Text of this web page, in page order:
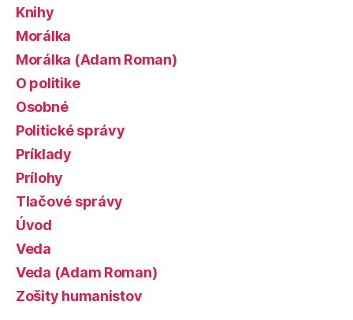
Knihy
Morálka
Morálka (Adam Roman)
O politike
Osobné
Politické správy
Príklady
Prílohy
Tlačové správy
Úvod
Veda
Veda (Adam Roman)
Zošity humanistov